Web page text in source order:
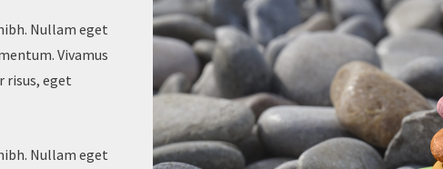
Nullam eget
Vivamus
risus, eget
Nullam eget